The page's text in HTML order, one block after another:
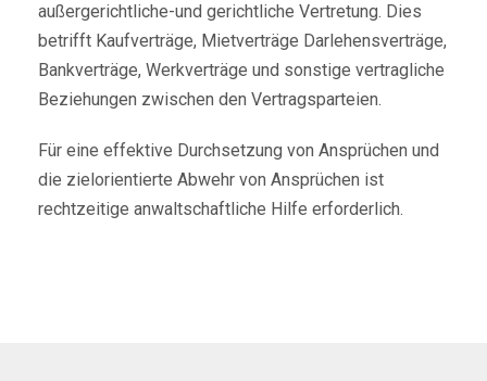
außergerichtliche-und gerichtliche Vertretung. Dies
betrifft Kaufverträge, Mietverträge Darlehensverträge,
Bankverträge, Werkverträge und sonstige vertragliche
Beziehungen zwischen den Vertragsparteien.
Für eine effektive Durchsetzung von Ansprüchen und
die zielorientierte Abwehr von Ansprüchen ist
rechtzeitige anwaltschaftliche Hilfe erforderlich.